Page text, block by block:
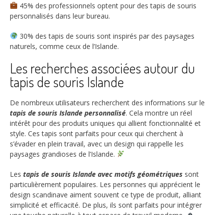
45% des professionnels optent pour des tapis de souris
personnalisés dans leur bureau.
30% des tapis de souris sont inspirés par des paysages
naturels, comme ceux de l’Islande.
Les recherches associées autour du
tapis de souris Islande
De nombreux utilisateurs recherchent des informations sur le
tapis de souris Islande personnalisé. Cela montre un réel
intérêt pour des produits uniques qui allient fonctionnalité et
style. Ces tapis sont parfaits pour ceux qui cherchent à
s’évader en plein travail, avec un design qui rappelle les
paysages grandioses de l’Islande.
Les tapis de souris Islande avec motifs géométriques sont
particulièrement populaires. Les personnes qui apprécient le
design scandinave aiment souvent ce type de produit, alliant
simplicité et efficacité. De plus, ils sont parfaits pour intégrer